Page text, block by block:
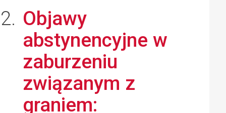
Objawy
abstynencyjne w
zaburzeniu
związanym z
graniem: